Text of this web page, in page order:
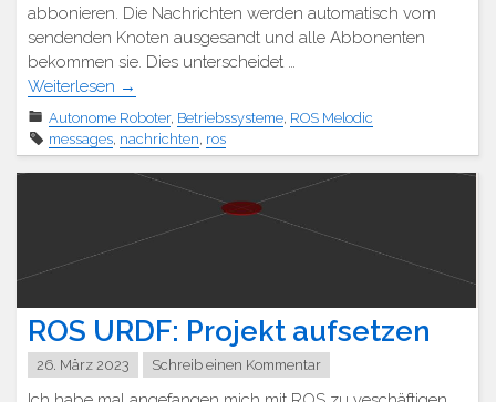
abbonieren. Die Nachrichten werden automatisch vom
sendenden Knoten ausgesandt und alle Abbonenten
bekommen sie. Dies unterscheidet …
Weiterlesen →
Autonome Roboter, Betriebssysteme, ROS Melodic
messages, nachrichten, ros
ROS URDF: Projekt aufsetzen
26. März 2023 Schreib einen Kommentar